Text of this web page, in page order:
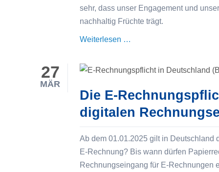
sehr, dass unser Engagement und
nachhaltig Früchte trägt.
Weiterlesen …
Partner
27
MÄR
Die E-
digitalen
Ab dem 01.01.2025 gilt in Deutschland
E-Rechnung? Bis wann dürfen
Rechnungseingang für E-Rechnungen